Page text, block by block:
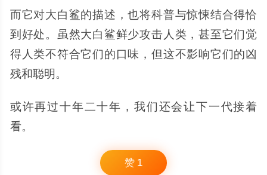
而它对大白鲨的描述，也将科普与惊悚结合得恰
到好处。虽然大白鲨鲜少攻击人类，甚至它们觉
得人类不符合它们的口味，但这不影响它们的凶
残和聪明。
或许再过十年二十年，我们还会让下一代接着
看。
赞 1